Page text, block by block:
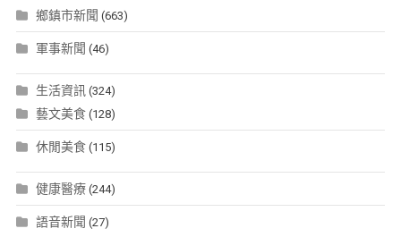
鄉鎮市新聞 (663)
軍事新聞 (46)
生活資訊 (324)
藝文美食(128)
休閒美食(115)
健康醫療(244)
語音新聞 (27)